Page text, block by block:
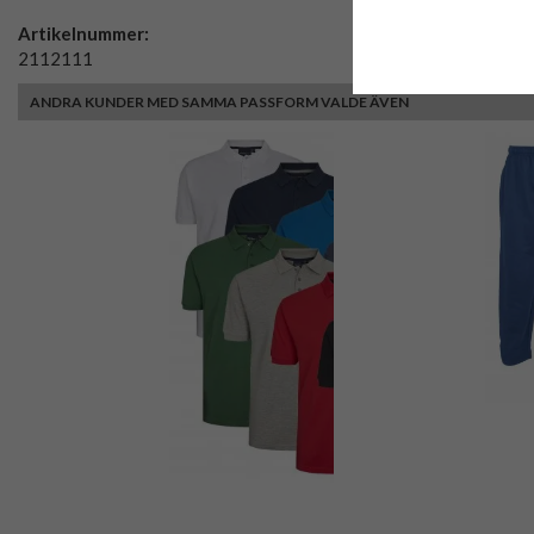
Artikelnummer:
2112111
ANDRA KUNDER MED SAMMA PASSFORM VALDE ÄVEN